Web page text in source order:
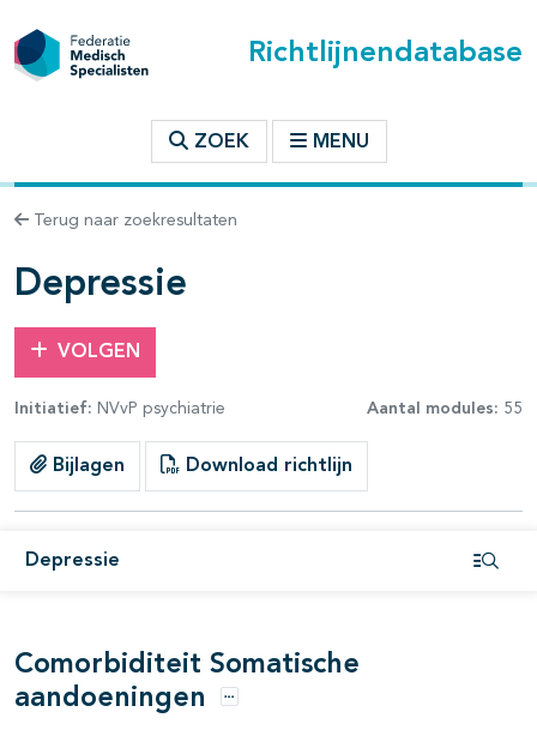
Richtlijnendatabase
ZOEK MENU
Terug naar zoekresultaten
Depressie
VOLGEN
Initiatief: NVvP psychiatrie Aantal modules: 55
Bijlagen Download richtlijn
Depressie
binnen deze richtlijn
open- en dichtklappen
Comorbiditeit Somatische
aandoeningen
Opties